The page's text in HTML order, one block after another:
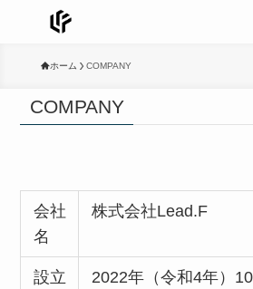
ホーム COMPANY
COMPANY
会社
名
株式会社Lead.F
設立
2022年（令和4年）